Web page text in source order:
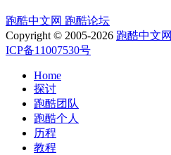
跑酷中文网 跑酷论坛
Copyright © 2005-2026 跑酷中文网
ICP备11007530号
Home
探讨
跑酷团队
跑酷个人
历程
教程